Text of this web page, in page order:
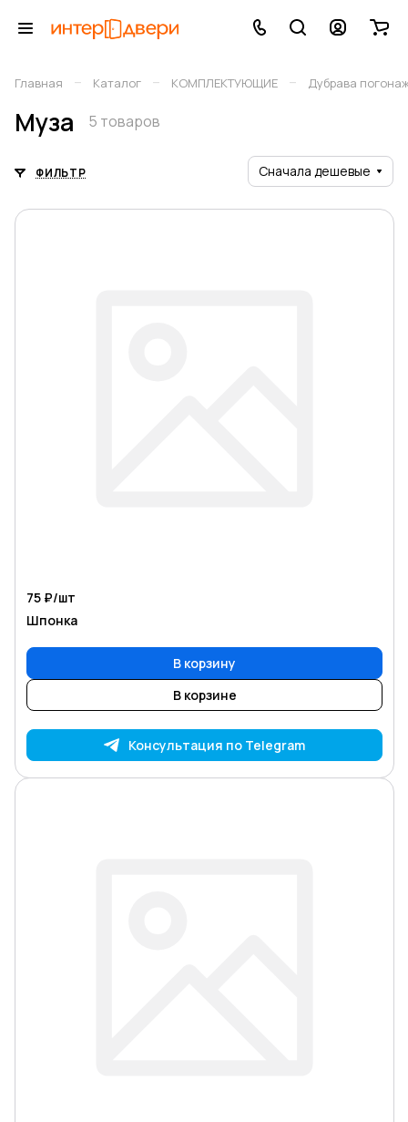
Главная – Каталог – КОМПЛЕКТУЮЩИЕ – Дубрава
Муза 5 товаров
ФИЛЬТР Сначала дешевые
75 ₽/шт
Шпонка
В корзину
В корзине
Консультация по Telegram